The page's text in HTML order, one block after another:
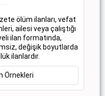
ölüm ilanları, vefat
ailesi veya çalıştığı
ilan formatında,
değişik boyutlarda
ilanlardır.
Örnekleri